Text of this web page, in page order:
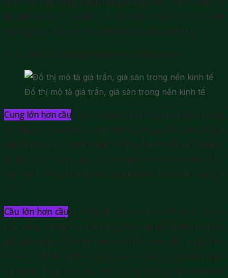
là sản lượng, S là biểu thị đường cung, D là biểu thị
đường cầu). Lúc này, P0 chính là mức giá cân bằng.
Tuy nhiên có 2 trường hợp khác có thể xảy ra:
Đồ thị mô tả giá trần, giá sàn trong nền kinh tế
Cung lớn hơn cầu: Lượng cung hàng hóa quá nhiều trong
khi người mua giảm, hàng hóa dư thừa, dẫn tới mức giá
cân bằng xuống quá thấp. => Nhà Nước đặt ra P(sàn) >
P0 để tránh bị ép giá, bảo vệ quyền lợi người bán (Lúc
này, thị trường không thể mua/bán với mức giá thấp giá
sàn).
Cầu lớn hơn cầu: Khi người tiêu dùng đổ xô đi mua một
mặt hàng, trong khi mặt hàng đó khan hiếm, dẫn tới mức
giá cân bằng bị đẩy lên cao. => Nhà Nước đặt ra giá trần
P(trần) < P0 để ngăn chặn giá cao quá mức, bảo vệ quyền
lợi người mua. (Lúc này, thị trường không thể mua/bán